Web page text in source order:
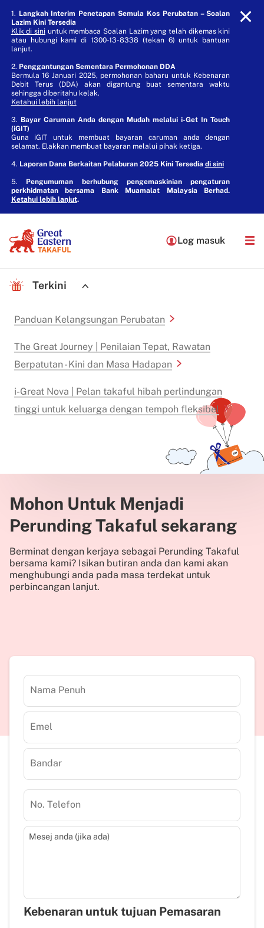
1. Langkah Interim Penetapan Semula Kos Perubatan – Soalan
Lazim Kini Tersedia
Klik di sini untuk membaca Soalan Lazim yang telah dikemas kini
atau hubungi kami di 1300-13-8338 (tekan 6) untuk bantuan
lanjut.
2. Penggantungan Sementara Permohonan DDA
Bermula 16 Januari 2025, permohonan baharu untuk Kebenaran
Debit Terus (DDA) akan digantung buat sementara waktu
sehingga diberitahu kelak.
Ketahui lebih lanjut
3. Bayar Caruman Anda dengan Mudah melalui i-Get In Touch
(iGIT)
Guna iGIT untuk membuat bayaran caruman anda dengan
selamat. Elakkan membuat bayaran melalui pihak ketiga.
4. Laporan Dana Berkaitan Pelaburan 2025 Kini Tersedia di sini
5. Pengumuman berhubung pengemaskinian pengaturan
perkhidmatan bersama Bank Muamalat Malaysia Berhad.
Ketahui lebih lanjut.
Log masuk
Terkini
Panduan Kelangsungan Perubatan
The Great Journey | Penilaian Tepat, Rawatan
Berpatutan - Kini dan Masa Hadapan
i-Great Nova | Pelan takaful hibah perlindungan
tinggi untuk keluarga dengan tempoh fleksibel
Mohon Untuk Menjadi
Perunding Takaful sekarang
Berminat dengan kerjaya sebagai Perunding Takaful
bersama kami? Isikan butiran anda dan kami akan
menghubungi anda pada masa terdekat untuk
perbincangan lanjut.
Nama Penuh
Emel
Bandar
No. Telefon
Mesej anda (jika ada)
Kebenaran untuk tujuan Pemasaran